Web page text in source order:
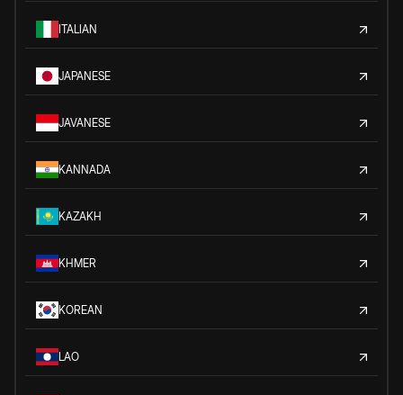
ITALIAN
JAPANESE
JAVANESE
KANNADA
KAZAKH
KHMER
KOREAN
LAO